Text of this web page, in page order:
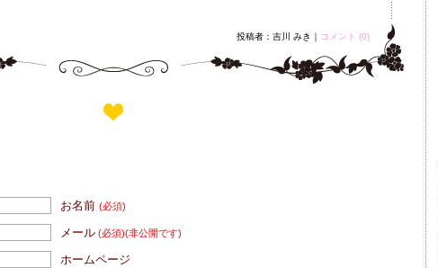
投稿者：吉川 みき｜ コメント (0)
お名前(必須)
メール (必須)(非公開です)
ホームページ